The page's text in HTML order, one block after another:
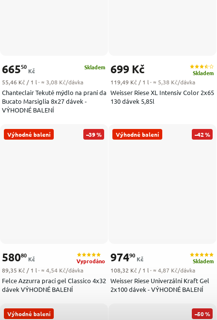
Chanteclair Tekuté mýdlo na praní da
Bucato Marsiglia 8x27 dávek -
VÝHODNÉ BALENÍ
Skladem
66550
Kč
Měrná cena:
55,46 Kč / 1 l · ≈ 3,08 Kč/dávka
Weisser Riese XL Intensiv Color 2x65
130 dávek 5,85l
Skladem
699 Kč
Měrná cena:
119,49 Kč / 1 l · ≈ 5,38 Kč/dávka
Výhodné balení –39 %
Felce Azzurra prací gel Classico 4x32
dávek VÝHODNÉ BALENÍ
Vyprodáno
58080
Kč
Měrná cena:
89,35 Kč / 1 l · ≈ 4,54 Kč/dávka
Výhodné balení –42 %
Weisser Riese Univerzální Kraft Gel
2x100 dávek - VÝHODNÉ BALENÍ
Skladem
97490
Kč
Měrná cena:
108,32 Kč / 1 l · ≈ 4,87 Kč/dávka
Výhodné balení –50 %